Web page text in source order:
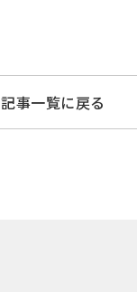
記事一覧に戻る